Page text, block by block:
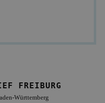
FREIBURG
Württemberg